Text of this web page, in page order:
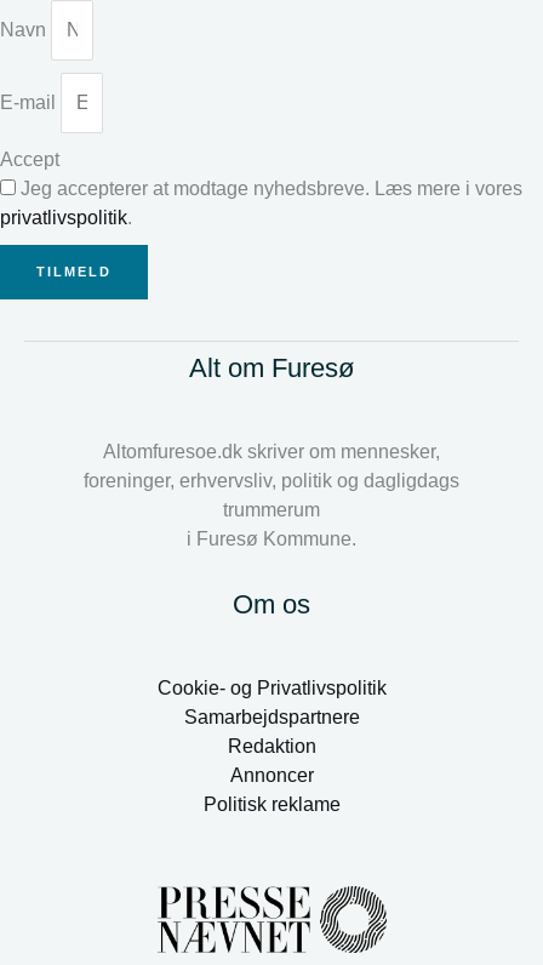
Navn
E-mail
Accept
Jeg accepterer at modtage nyhedsbreve. Læs mere i vores
privatlivspolitik.
TILMELD
Alt om Furesø
Altomfuresoe.dk skriver om mennesker,
foreninger, erhvervsliv, politik og dagligdags
trummerum
i Furesø Kommune.
Om os
Cookie- og Privatlivspolitik
Samarbejdspartnere
Redaktion
Annoncer
Politisk reklame